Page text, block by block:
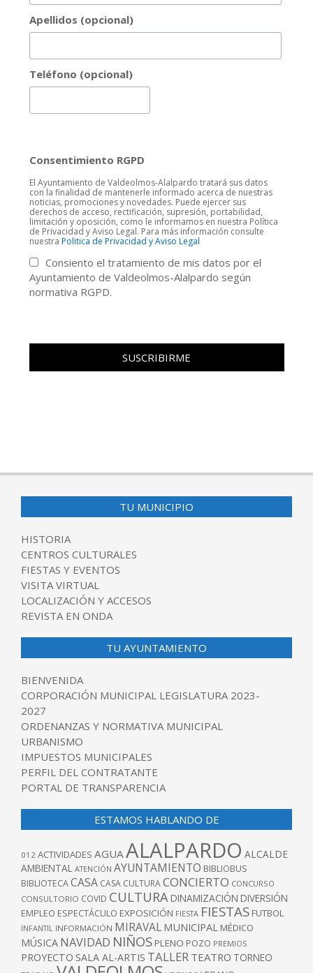
Apellidos (opcional)
Teléfono (opcional)
Consentimiento RGPD
El Ayuntamiento de Valdeolmos-Alalpardo tratará sus datos
con la finalidad de mantenerle informado acerca de nuestras
noticias, promociones y novedades. Puede ejercer sus
derechos de acceso, rectificación, supresión, portabilidad,
limitación y oposición, como le informamos en nuestra Política
de Privacidad y Aviso Legal. Para más información consulte
nuestra Politica de Privacidad y Aviso Legal
Consiento el tratamiento de mis datos por el
Ayuntamiento de Valdeolmos-Alalpardo según
normativa RGPD.
TU MUNICIPIO
HISTORIA
CENTROS CULTURALES
FIESTAS Y EVENTOS
VISITA VIRTUAL
LOCALIZACIÓN Y ACCESOS
REVISTA EN ONDA
TU AYUNTAMIENTO
BIENVENIDA
CORPORACIÓN MUNICIPAL LEGISLATURA 2023-
2027
ORDENANZAS Y NORMATIVA MUNICIPAL
URBANISMO
IMPUESTOS MUNICIPALES
PERFIL DEL CONTRATANTE
PORTAL DE TRANSPARENCIA
ESTAMOS HABLANDO DE
012 ACTIVIDADES AGUA ALALPARDO ALCALDE
AMBIENTAL ATENCIÓN AYUNTAMIENTO BIBLIOBUS
BIBLIOTECACASA CASA CULTURACONCIERTO CONCURSO
CONSULTORIO COVID CULTURA DINAMIZACIÓN DIVERSIÓN
EMPLEO ESPECTÁCULO EXPOSICIÓN FIESTA FIESTAS FUTBOL
INFANTIL INFORMACIÓN MIRAVAL MUNICIPAL MÉDICO
MÚSICA NAVIDAD NIÑOS PLENO POZO PREMIOS
PROYECTO SALA AL-ARTIS TALLER TEATRO TORNEO